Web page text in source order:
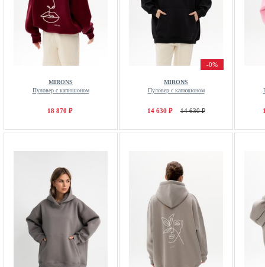
MIRONS
Пуловер с капюшоном
18 870 ₽
-0%
MIRONS
Пуловер с капюшоном
14 630 ₽ 14 630 ₽